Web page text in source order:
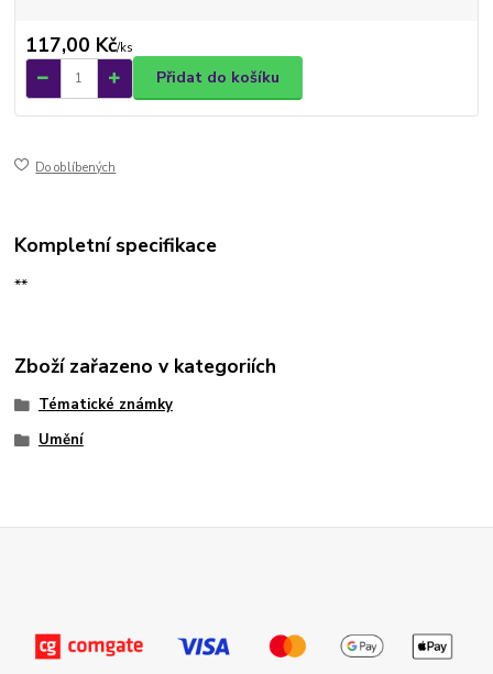
117,00 Kč/ks
Přidat do košíku
Do oblíbených
Kompletní specifikace
**
Zboží zařazeno v kategoriích
Tématické známky
Umění